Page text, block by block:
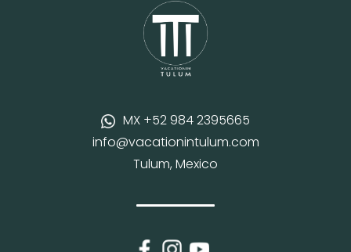
MX +52 984 2395665
info@vacationintulum.com
Tulum, Mexico